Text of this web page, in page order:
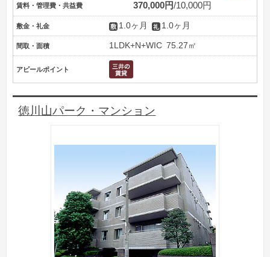
賃料・管理費・共益費 370,000円 10,000円
敷金・礼金 1.0ヶ月 1.0ヶ月
間取・面積 1LDK+N+WIC 75.27㎡
アピールポイント
徳川山パーク・マンション